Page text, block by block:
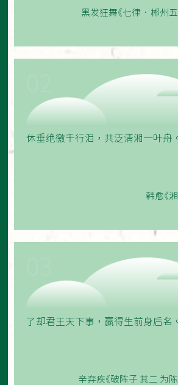
黑发狂舞《七律•郴州
休垂绝徼千行泪，共泛清湘一叶舟
韩愈《
了却君王天下事，赢得生前身后名
辛弃疾《破阵子 其二 为